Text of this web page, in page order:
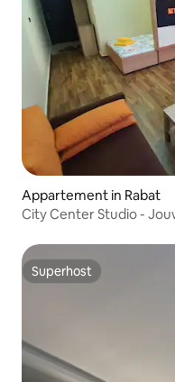
Appartement in Rabat
City Center Studio -
Superhost
Superhost